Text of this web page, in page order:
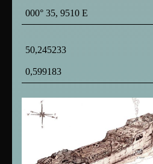
000° 35, 9510 E
50,245233
0,599183